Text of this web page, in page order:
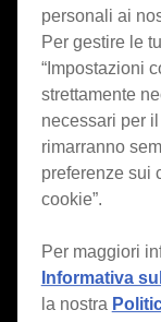
Italiano
Features
ver.7
Style
House / Techno
personali ai
Per gestire le
“Impostazioni
strettamente
necessari per
rimarranno
preferenze sui
cookie”.
Per maggiori
Informativa
la nostra